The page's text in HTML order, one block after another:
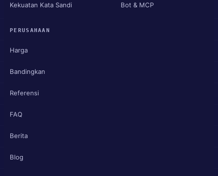
Kekuatan Kata Sandi Bot & MCP
PERUSAHAAN
Harga
Bandingkan
Referensi
FAQ
Berita
Blog